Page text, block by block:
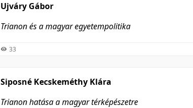
Ujváry Gábor
Trianon és a magyar egyetempolitika
33
Siposné Kecskeméthy Klára
Trianon hatása a magyar térképészetre